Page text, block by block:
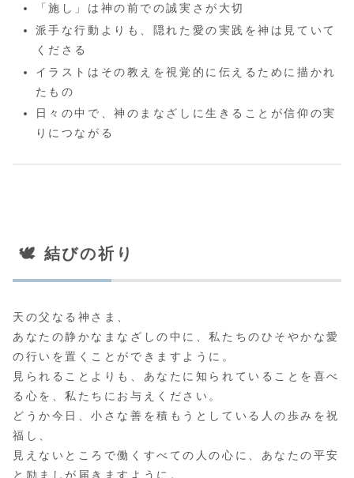
「施し」は神の前での誠実さが大切
派手な行動よりも、隠れた愛の実践を神は見ていて
くださる
イラストはその教えを視覚的に伝えるために描かれ
たもの
日々の中で、神のまなざしに生きることが信仰の実
りにつながる
🕊️ 結びの祈り
天の父なる神さま、
あなたの静かなまなざしの中に、私たちのひそやかな愛
の行いを置くことができますように。
見られることよりも、あなたに知られていることを喜べ
る心を、私たちにお与えください。
どうか今日、小さな善を積もうとしている人の歩みを祝
福し、
見えないところで働くすべての人の心に、あなたの平安
と励ましが届きますように。